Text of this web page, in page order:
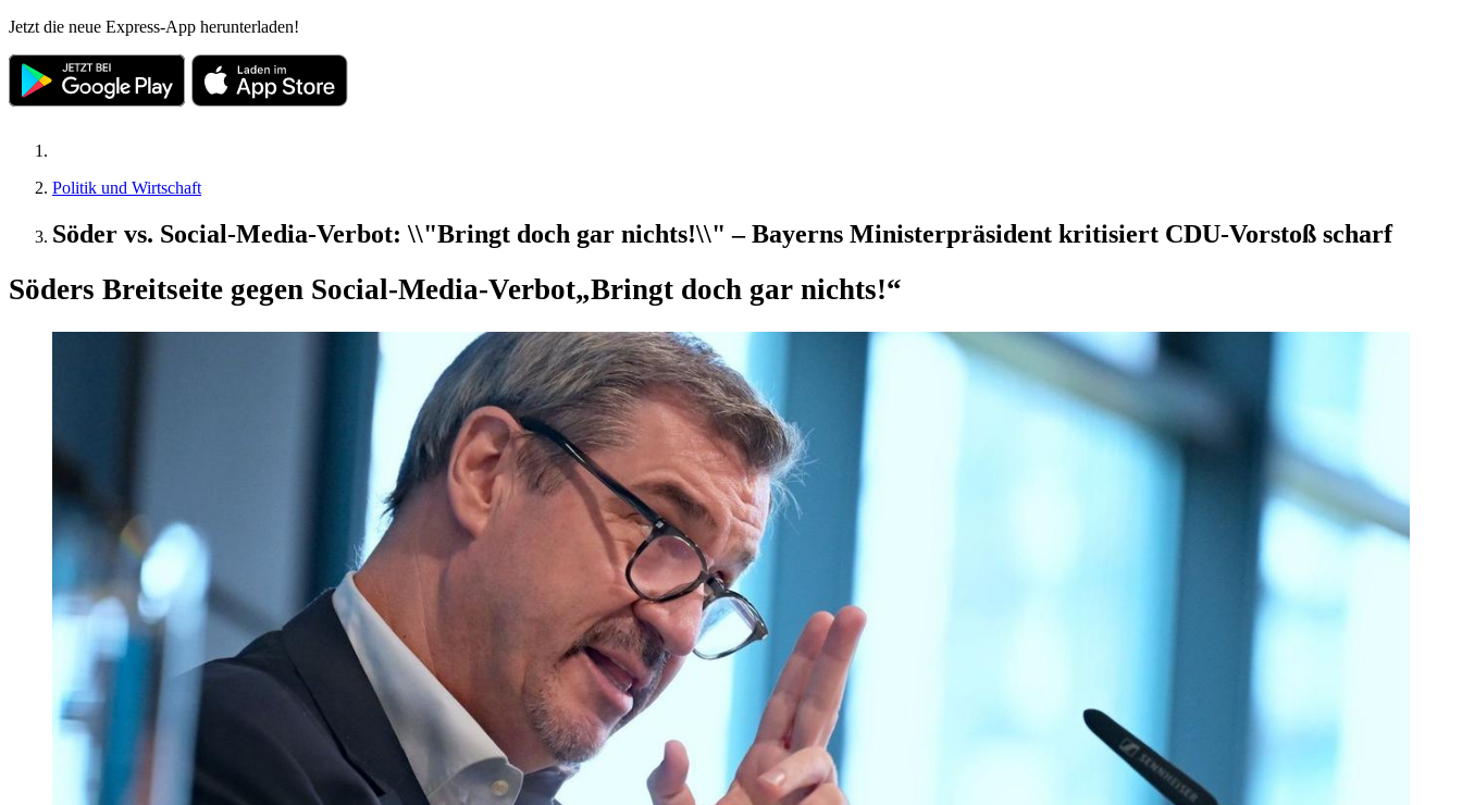
Jetzt die neue Express-App herunterladen!
Politik und Wirtschaft
Söder vs. Social-Media-Verbot: \\"Bringt doch gar nichts!\\" – Bayerns Ministerpräsident kritisiert CDU-Vorstoß scharf
Söders Breitseite gegen Social-Media-Verbot„Bringt doch gar nichts!“